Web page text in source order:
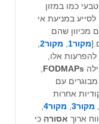
כמו במזון
במניעת אי
מכיוון שהם
מקור1 מקור2
אלו,
FODMAPs
מבוגרים עם
אחרות
מקור3 מקור4
ארוך אסורה כי